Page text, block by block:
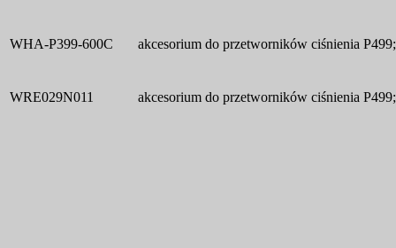
WHA-P399-600C akcesorium do przetworników ciśnienia
WRE029N011 akcesorium do przetworników ciśnienia